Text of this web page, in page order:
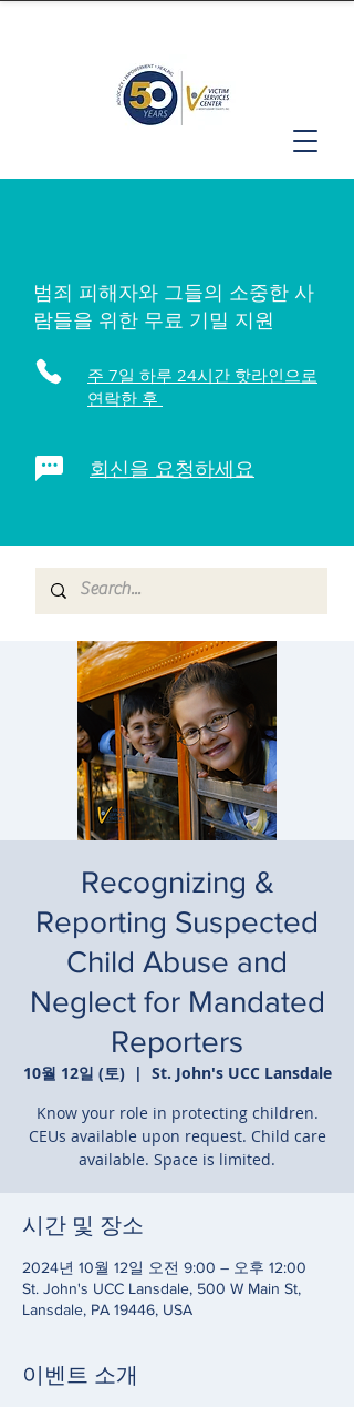
범죄 피해자와 그들의 소중한 사
람들을 위한 무료 기밀 지원
주 7일 하루 24시간 핫라인으로
연락한 후
회신을 요청하세요
Recognizing &
Reporting Suspected
Child Abuse and
Neglect for Mandated
Reporters
10월 12일 (토)
  |
St. John's UCC Lansdale
Know your role in protecting children.
CEUs available upon request. Child care
available. Space is limited.
시간 및 장소
2024년 10월 12일 오전 9:00 – 오후 12:00
St. John's UCC Lansdale, 500 W Main St,
Lansdale, PA 19446, USA
이벤트 소개